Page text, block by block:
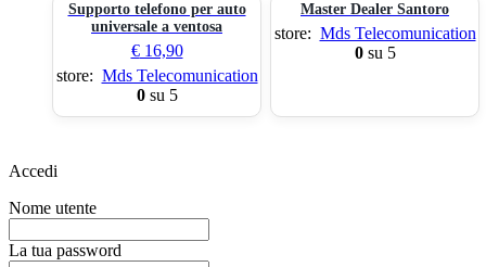
Supporto telefono per auto
universale a ventosa
€16,90
store: Mds Telecomunication
0su 5
Master Dealer Santoro
store: Mds Telecomunication
0su 5
Accedi
Nome utente
La tua password